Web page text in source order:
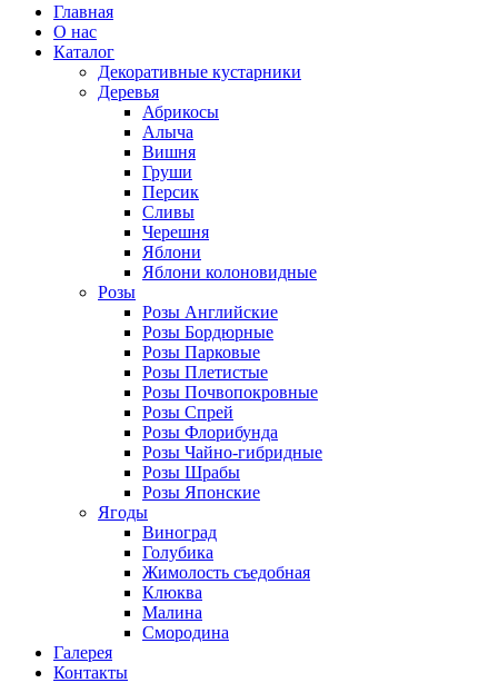
Главная
О нас
Каталог
Декоративные кустарники
Деревья
Абрикосы
Алыча
Вишня
Груши
Персик
Сливы
Черешня
Яблони
Яблони колоновидные
Розы
Розы Английские
Розы Бордюрные
Розы Парковые
Розы Плетистые
Розы Почвопокровные
Розы Спрей
Розы Флорибунда
Розы Чайно-гибридные
Розы Шрабы
Розы Японские
Ягоды
Виноград
Голубика
Жимолость съедобная
Клюква
Малина
Смородина
Галерея
Контакты